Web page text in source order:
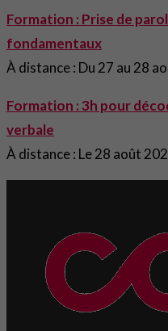
Formation : Prise de
fondamentaux
À distance : Du 27 au 28
Formation : 3h pour
verbale
À distance : Le 28 août